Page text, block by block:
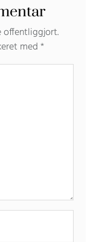
offentliggjort.
med*